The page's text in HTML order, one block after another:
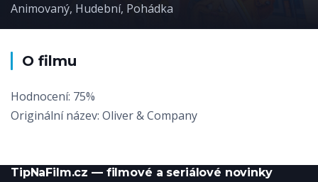
Animovaný, Hudební, Pohádka
O filmu
Hodnocení: 75%
Originální název: Oliver & Company
TipNaFilm.cz — filmové a seriálové novinky